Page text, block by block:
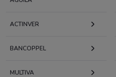
ACTINVER
BANCOPPEL
MULTIVA